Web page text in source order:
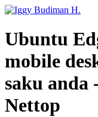
Ubuntu
mobile
saku anda
Nettop